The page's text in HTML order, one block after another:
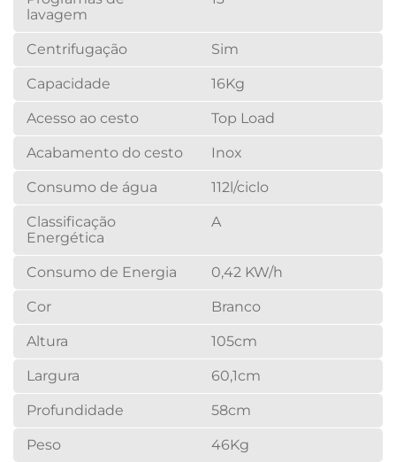
lavagem
Centrifugação Sim
Capacidade 16Kg
Acesso ao cesto Top Load
Acabamento do cesto Inox
Consumo de água 112l/ciclo
Classificação
Energética
A
Consumo de Energia 0,42 KW/h
Cor Branco
Altura 105cm
Largura 60,1cm
Profundidade 58cm
Peso 46Kg